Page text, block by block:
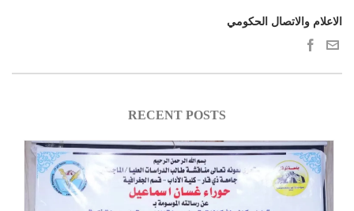
الاعلام والاتصال الحكومي
RECENT POSTS